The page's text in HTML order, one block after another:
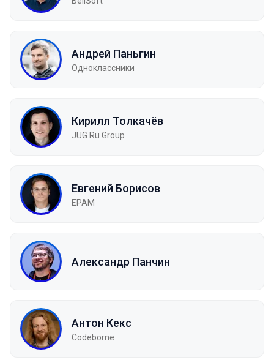
Андрей Паньгин
Одноклассники
Кирилл Толкачёв
JUG Ru Group
Евгений Борисов
EPAM
Александр Панчин
Антон Кекс
Codeborne